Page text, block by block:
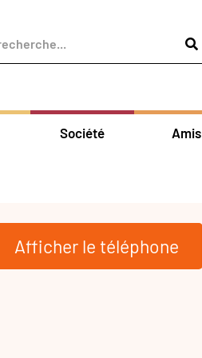
Société Amis
Afficher le téléphone